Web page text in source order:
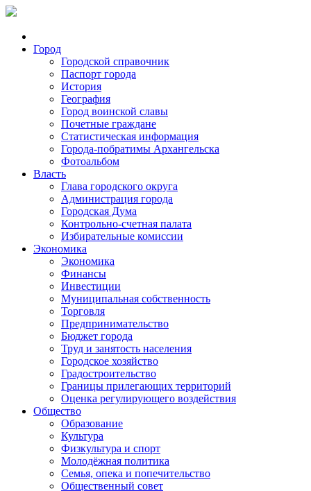
Город
Городской справочник
Паспорт города
История
География
Город воинской славы
Почетные граждане
Статистическая информация
Города-побратимы Архангельска
Фотоальбом
Власть
Глава городского округа
Администрация города
Городская Дума
Контрольно-счетная палата
Избирательные комиссии
Экономика
Экономика
Финансы
Инвестиции
Муниципальная собственность
Торговля
Предпринимательство
Бюджет города
Труд и занятость населения
Городское хозяйство
Градостроительство
Границы прилегающих территорий
Оценка регулирующего воздействия
Общество
Образование
Культура
Физкультура и спорт
Молодёжная политика
Семья, опека и попечительство
Общественный совет